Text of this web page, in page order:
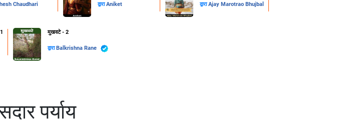
Chaudhari द्वाराAniket द्वाराAjay Marotrao Bhujbal
मुखवटे - 2
द्वारा Balkrishna Rane
पर्याय